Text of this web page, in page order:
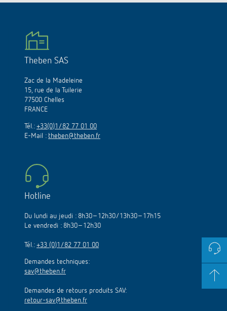
Theben SAS
Zac de la Madeleine
15, rue de la Tuilerie
77500 Chelles
FRANCE
Tél.: +33(0)1/82 77 01 00
E-Mail : theben@theben.fr
Hotline
Du lundi au jeudi : 8h30–12h30/13h30–17h15
Le vendredi : 8h30–12h30
Tél.: +33 (0)1/82 77 01 00
Demandes techniques:
sav@theben.fr
Demandes de retours produits SAV:
retour-sav@theben.fr